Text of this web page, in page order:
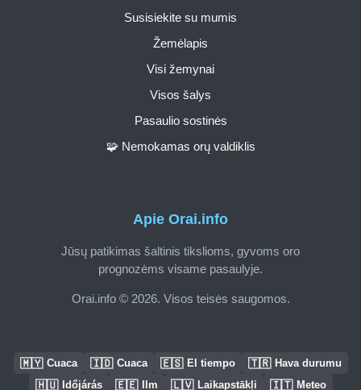
Apie Orai.info
Jūsų patikimas šaltinis tikslioms, gyvoms oro
prognozėms visame pasaulyje.
Orai.info © 2026. Visos teisės saugomos.
Susisiekite su mumis
Žemėlapis
Visi žemynai
Visos šalys
Pasaulio sostinės
🧩 Nemokamas orų valdiklis
🇲🇾 Cuaca 🇮🇩 Cuaca 🇪🇸 El tiempo 🇹🇷 Hava durumu
🇭🇺 Időjárás 🇪🇪 Ilm 🇱🇻 Laikapstākļi 🇮🇹 Meteo